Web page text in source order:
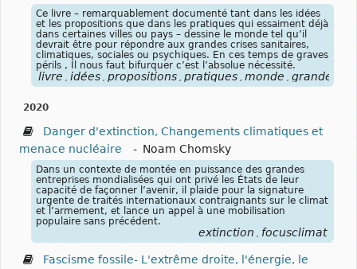
Ce livre – remarquablement documenté tant dans les idées
et les propositions que dans les pratiques qui essaiment déjà
dans certaines villes ou pays – dessine le monde tel qu’il
devrait être pour répondre aux grandes crises sanitaires,
climatiques, sociales ou psychiques. En ces temps de graves
périls , Il nous faut bifurquer c’est l’absolue nécessité.
livre idées propositions pratiques monde grandes
2020
Danger d'extinction, Changements climatiques et
menace nucléaire
- Noam Chomsky
Dans un contexte de montée en puissance des grandes
entreprises mondialisées qui ont privé les États de leur
capacité de façonner l’avenir, il plaide pour la signature
urgente de traités internationaux contraignants sur le climat
et l’armement, et lance un appel à une mobilisation
populaire sans précédent.
extinction focusclimat
Fascisme fossile- L'extrême droite, l'énergie, le